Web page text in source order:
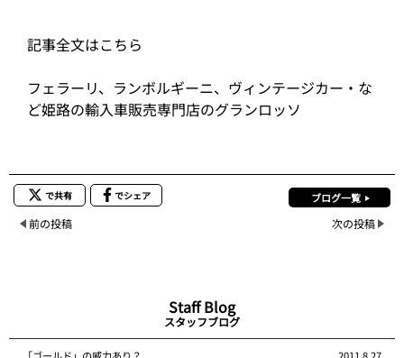
記事全文はこちら
フェラーリ、ランボルギーニ、ヴィンテージカー・な
ど姫路の輸入車販売専門店のグランロッソ
で共有 でシェア ブログ一覧
前の投稿 次の投稿
Staff Blog
スタッフブログ
「ゴールド」の威力あり？ 2011.8.27